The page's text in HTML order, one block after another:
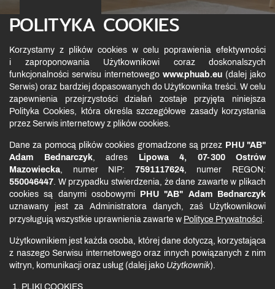
POLITYKA COOKIES
Korzystamy z plików cookies w celu poprawienia efektywności
i zaproponowania Użytkownikowi coraz doskonalszych
funkcjonalności serwisu internetowego www.phuab.eu (dalej jako
Serwis) oraz bardziej dopasowanych do Użytkownika treści. W celu
zapewnienia przejrzystości działań zostaje przyjęta niniejsza
Polityka Cookies, która określa szczegółowe zasady korzystania
przez Serwis internetowy z plików cookies.
Dane za pomocą plików cookies gromadzone są przez PHU "AB"
Adam Bednarczyk, adres Lipowa 4, 07-300 Ostrów
Mazowiecka, numer NIP: 7591117624, numer REGON:
550046447. W przypadku stwierdzenia, że dane zawarte w plikach
cookies są danymi osobowymi
PHU "AB" Adam Bednarczyk
uznawany jest za Administratora danych, zaś Użytkownikowi
przysługują wszystkie uprawnienia zawarte w Polityce Prywatności.
Użytkownikiem jest każda osoba, której dane dotyczą, korzystająca
z naszego Serwisu internetowego oraz innych powiązanych z nim
witryn, komunikacji oraz usług (dalej jako Użytkownik).
PLIKI COOKIES